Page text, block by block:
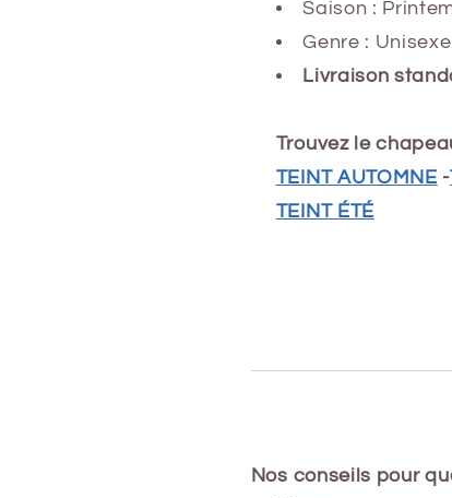
Saison :
Genre : Unisexe
Livraison
Trouvez le
TEINT AUTOMNE -
TEINT ÉTÉ
Nos conseils pour